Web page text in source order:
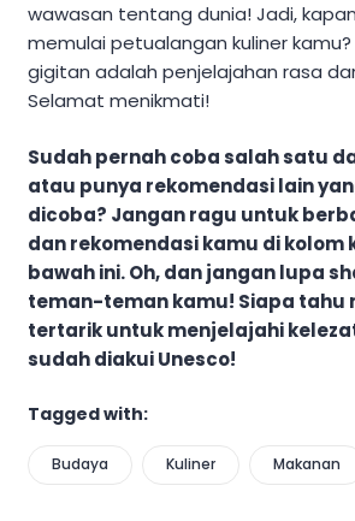
wawasan tentang dunia! Jadi,
memulai petualangan kuliner
gigitan adalah penjelajahan rasa
Selamat menikmati!
Sudah pernah coba salah satu
atau punya rekomendasi lain
dicoba? Jangan ragu untuk
dan rekomendasi kamu di kolom
bawah ini. Oh, dan jangan lupa
teman-teman kamu! Siapa tahu
tertarik untuk menjelajahi
sudah diakui Unesco!
Tagged with:
Budaya Kuliner Makanan